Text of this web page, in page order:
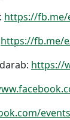
https://fb.me/
https://fb.me/
https://